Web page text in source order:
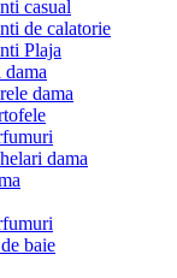
casual
de calatorie
Plaja
dama
dama
baie